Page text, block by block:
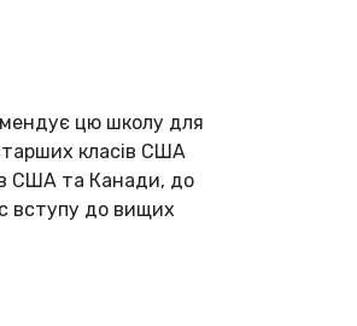
цю школу для
класів США
США та Канади, до
вступу до вищих